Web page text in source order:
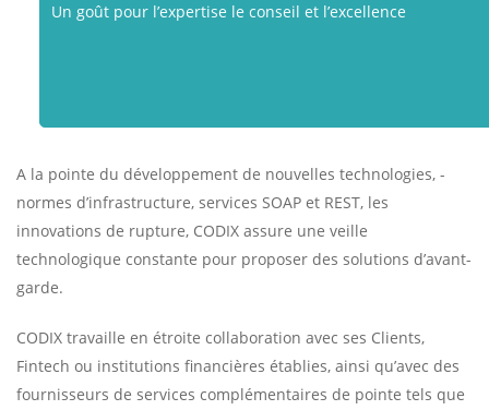
Un goût pour l’expertise le conseil et l’excellence
A la pointe du développement de nouvelles technologies, -
normes d’infrastructure, services SOAP et REST, les
innovations de rupture, CODIX assure une veille
technologique constante pour proposer des solutions d’avant-
garde.
CODIX travaille en étroite collaboration avec ses Clients,
Fintech ou institutions financières établies, ainsi qu’avec des
fournisseurs de services complémentaires de pointe tels que